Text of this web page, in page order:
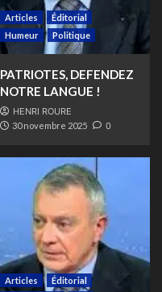
Articles
Éditorial
Humeur
Politique
PATRIOTES, DEFENDEZ
NOTRE LANGUE !
HENRI ROURE
30 novembre 2025 0
Articles
Éditorial